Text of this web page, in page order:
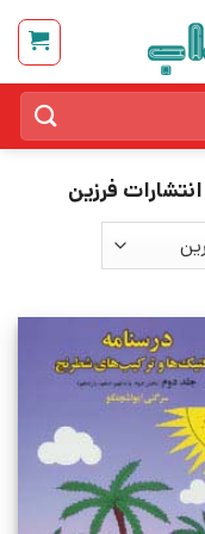
انتشارات فرزین